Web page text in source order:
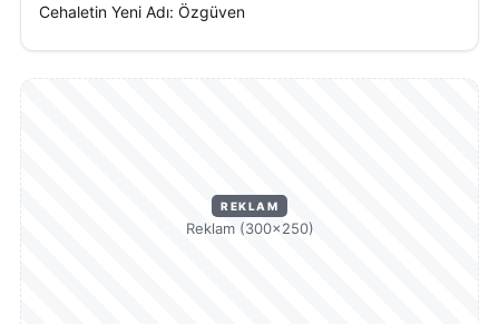
Cehaletin Yeni Adı: Özgüven
REKLAM
Reklam (300×250)